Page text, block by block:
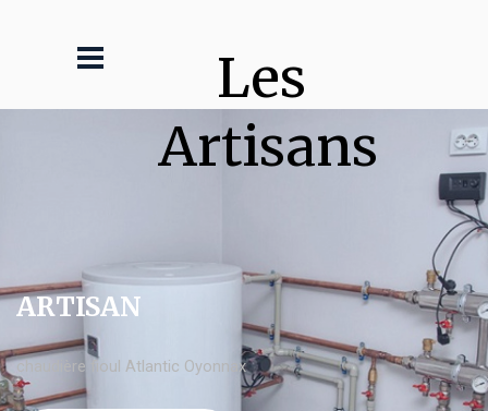
Les
Artisans
ARTISAN
chaudière fioul Atlantic Oyonnax